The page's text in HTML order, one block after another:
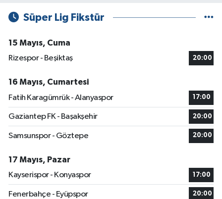
Süper Lig Fikstür
15 Mayıs, Cuma
Rizespor - Beşiktaş
20:00
16 Mayıs, Cumartesi
Fatih Karagümrük - Alanyaspor
17:00
Gaziantep FK - Başakşehir 20:00
Samsunspor - Göztepe 20:00
17 Mayıs, Pazar
Kayserispor - Konyaspor
17:00
Fenerbahçe - Eyüpspor 20:00